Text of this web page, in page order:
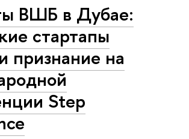
ВШБ в Дубае:
стартапы
признание на
Step